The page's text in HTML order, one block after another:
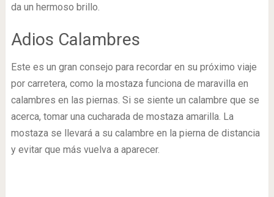
da un hermoso brillo.
Adios Calambres
Este es un gran consejo para recordar en su próximo viaje
por carretera, como la mostaza funciona de maravilla en
calambres en las piernas. Si se siente un calambre que se
acerca, tomar una cucharada de mostaza amarilla. La
mostaza se llevará a su calambre en la pierna de distancia
y evitar que más vuelva a aparecer.